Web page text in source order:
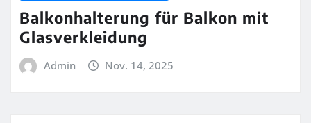
Balkonhalterung für Balkon mit
Glasverkleidung
Admin Nov. 14, 2025